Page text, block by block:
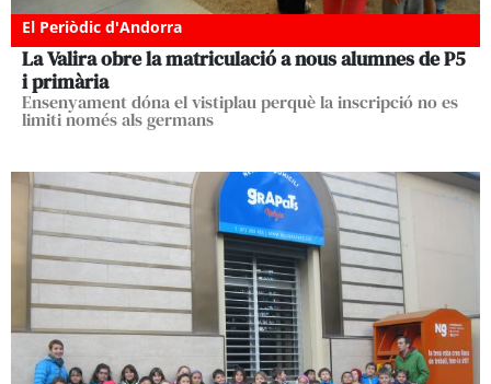
El Periòdic d'Andorra
La Valira obre la matriculació a nous alumnes de P5
i primària
Ensenyament dóna el vistiplau perquè la inscripció no es
limiti només als germans